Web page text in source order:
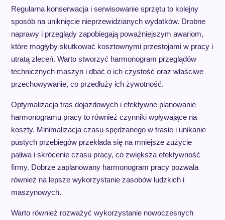
Regularna konserwacja i serwisowanie sprzętu to kolejny
sposób na uniknięcie nieprzewidzianych wydatków. Drobne
naprawy i przeglądy zapobiegają poważniejszym awariom,
które mogłyby skutkować kosztownymi przestojami w pracy i
utratą zleceń. Warto stworzyć harmonogram przeglądów
technicznych maszyn i dbać o ich czystość oraz właściwe
przechowywanie, co przedłuży ich żywotność.
Optymalizacja tras dojazdowych i efektywne planowanie
harmonogramu pracy to również czynniki wpływające na
koszty. Minimalizacja czasu spędzanego w trasie i unikanie
pustych przebiegów przekłada się na mniejsze zużycie
paliwa i skrócenie czasu pracy, co zwiększa efektywność
firmy. Dobrze zaplanowany harmonogram pracy pozwala
również na lepsze wykorzystanie zasobów ludzkich i
maszynowych.
Warto również rozważyć wykorzystanie nowoczesnych